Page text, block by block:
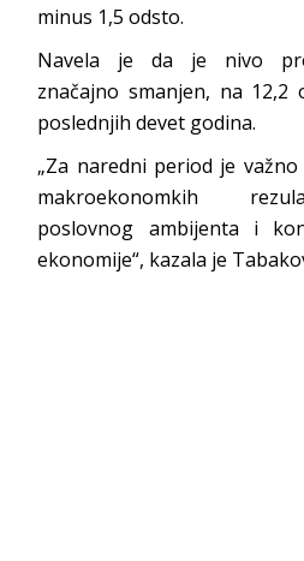
minus 1,5 odsto.
Navela je da je nivo
značajno smanjen, na
poslednjih devet godina.
„Za naredni period je
makroekonomkih
poslovnog ambijenta i
ekonomije“, kazala je